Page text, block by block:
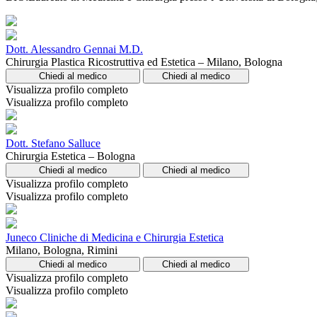
Dott. Alessandro Gennai M.D.
Chirurgia Plastica Ricostruttiva ed Estetica – Milano, Bologna
Chiedi al medico Chiedi al medico
Visualizza profilo completo
Visualizza profilo completo
Dott. Stefano Salluce
Chirurgia Estetica – Bologna
Chiedi al medico Chiedi al medico
Visualizza profilo completo
Visualizza profilo completo
Juneco Cliniche di Medicina e Chirurgia Estetica
Milano, Bologna, Rimini
Chiedi al medico Chiedi al medico
Visualizza profilo completo
Visualizza profilo completo